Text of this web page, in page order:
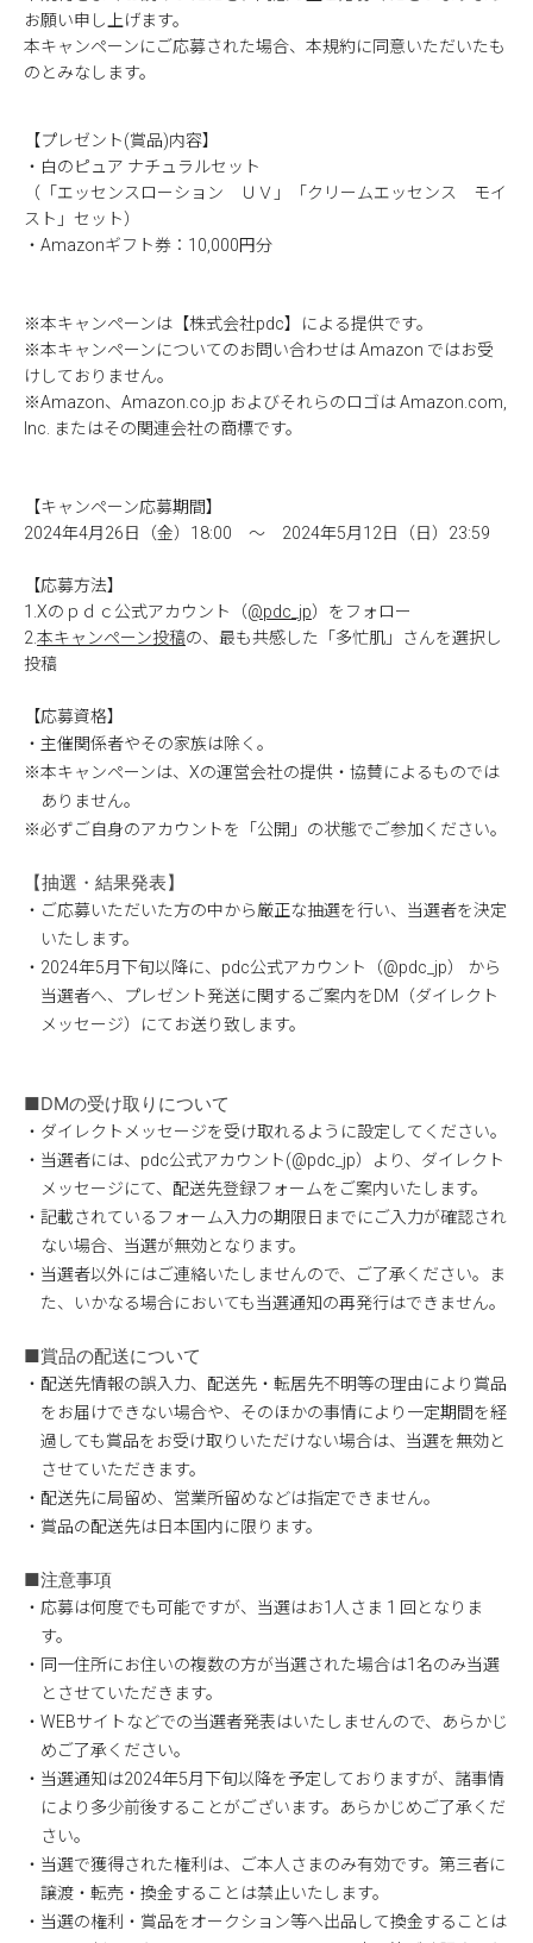
お願い申し上げます。
本キャンペーンにご応募された場合、本規約に同意いただいたも
のとみなします。
【プレゼント(賞品)内容】
・白のピュア ナチュラルセット
（「エッセンスローション ＵＶ」「クリームエッセンス モイ
スト」セット）
・Amazonギフト券：10,000円分
※本キャンペーンは【株式会社pdc】による提供です。
※本キャンペーンについてのお問い合わせは Amazon ではお受
けしておりません。
※Amazon、Amazon.co.jp およびそれらのロゴは Amazon.com,
Inc. またはその関連会社の商標です。
【キャンペーン応募期間】
2024年4月26日（金）18:00 ～ 2024年5月12日（日）23:59
【応募方法】
1.Xのｐｄｃ公式アカウント（@pdc_jp）をフォロー
2. 本キャンペーン投稿の、最も共感した「多忙肌」さんを選択し
投稿
【応募資格】
・主催関係者やその家族は除く。
※本キャンペーンは、Xの運営会社の提供・協賛によるものでは
ありません。
※必ずご自身のアカウントを「公開」の状態でご参加ください。
【抽選・結果発表】
・ご応募いただいた方の中から厳正な抽選を行い、当選者を決定
いたします。
・2024年5月下旬以降に、pdc公式アカウント（@pdc_jp） から
当選者へ、プレゼント発送に関するご案内をDM（ダイレクト
メッセージ）にてお送り致します。
■DMの受け取りについて
・ダイレクトメッセージを受け取れるように設定してください。
・当選者には、pdc公式アカウント(@pdc_jp）より、ダイレクト
メッセージにて、配送先登録フォームをご案内いたします。
・記載されているフォーム入力の期限日までにご入力が確認され
ない場合、当選が無効となります。
・当選者以外にはご連絡いたしませんので、ご了承ください。ま
た、いかなる場合においても当選通知の再発行はできません。
■賞品の配送について
・配送先情報の誤入力、配送先・転居先不明等の理由により賞品
をお届けできない場合や、そのほかの事情により一定期間を経
過しても賞品をお受け取りいただけない場合は、当選を無効と
させていただきます。
・配送先に局留め、営業所留めなどは指定できません。
・賞品の配送先は日本国内に限ります。
■注意事項
・応募は何度でも可能ですが、当選はお1人さま 1 回となりま
す。
・同一住所にお住いの複数の方が当選された場合は1名のみ当選
とさせていただきます。
・WEBサイトなどでの当選者発表はいたしませんので、あらかじ
めご了承ください。
・当選通知は2024年5月下旬以降を予定しておりますが、諸事情
により多少前後することがございます。あらかじめご了承くだ
さい。
・当選で獲得された権利は、ご本人さまのみ有効です。第三者に
譲渡・転売・換金することは禁止いたします。
・当選の権利・賞品をオークション等へ出品して換金することは